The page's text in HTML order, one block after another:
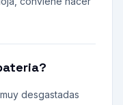
desgastadas